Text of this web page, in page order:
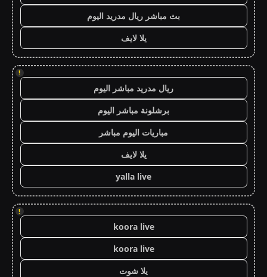
بث مباشر ريال مدريد اليوم
يلا لايف
!
ريال مدريد مباشر اليوم
برشلونة مباشر اليوم
مباريات اليوم مباشر
يلا لايف
yalla live
!
koora live
koora live
يلا شوت